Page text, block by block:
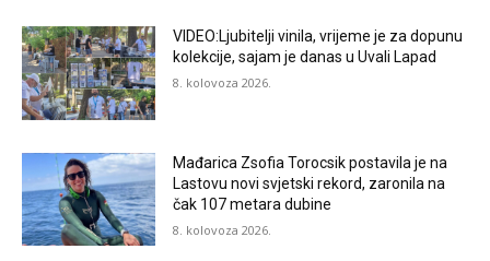
VIDEO:Ljubitelji vinila, vrijeme je za dopunu
kolekcije, sajam je danas u Uvali Lapad
8. kolovoza 2026.
Mađarica Zsofia Torocsik postavila je na
Lastovu novi svjetski rekord, zaronila na
čak 107 metara dubine
8. kolovoza 2026.